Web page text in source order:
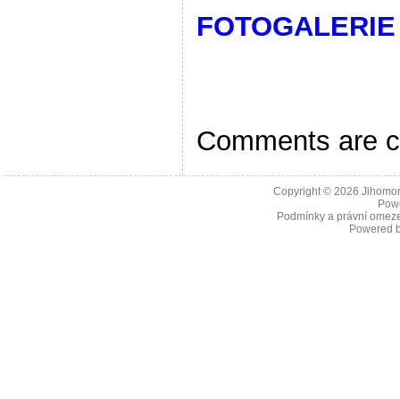
Comments are
Copyright © 2026
Podmínky a právní
Powered